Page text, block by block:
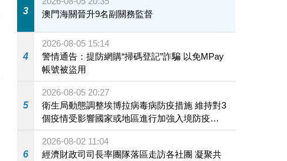
3
澳門海關晉升9名副關務監督
4
2026-08-05 15:14
警情通告：提防網購“掃碼登記”詐騙 以免MPay
帳號被盜用
5
2026-08-05 20:27
衛生局動態調整埃博拉病毒病防疫措施 維持對3
個疫情受影響國家或地區進行加強入境防疫措
施
6
2026-08-02 11:04
經濟財政司司長率團隊落區走訪各社團 凝聚共